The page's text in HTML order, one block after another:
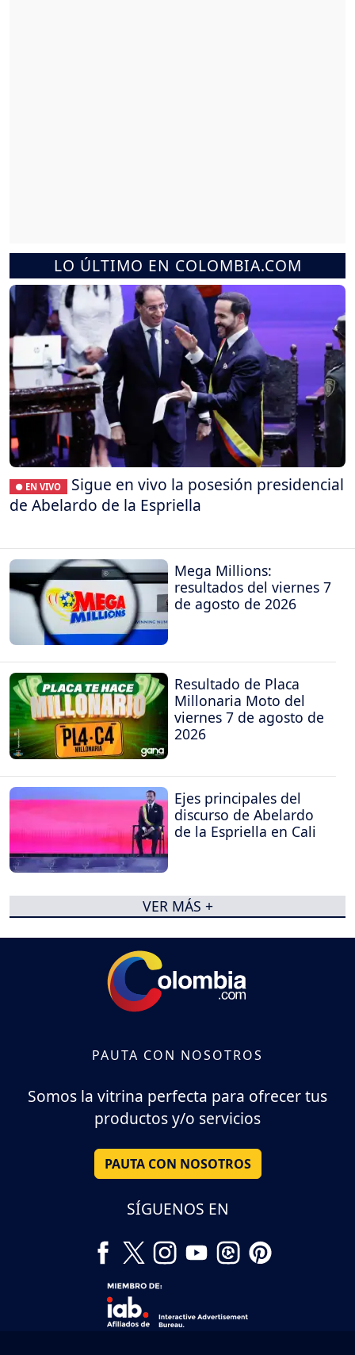
LO ÚLTIMO EN COLOMBIA.COM
● EN VIVO
Sigue en vivo la posesión presidencial
de Abelardo de la Espriella
Mega Millions:
resultados del viernes 7
de agosto de 2026
Resultado de Placa
Millonaria Moto del
viernes 7 de agosto de
2026
Ejes principales del
discurso de Abelardo
de la Espriella en Cali
VER MÁS +
PAUTA CON NOSOTROS
Somos la vitrina perfecta para ofrecer tus
productos y/o servicios
PAUTA CON NOSOTROS
SÍGUENOS EN